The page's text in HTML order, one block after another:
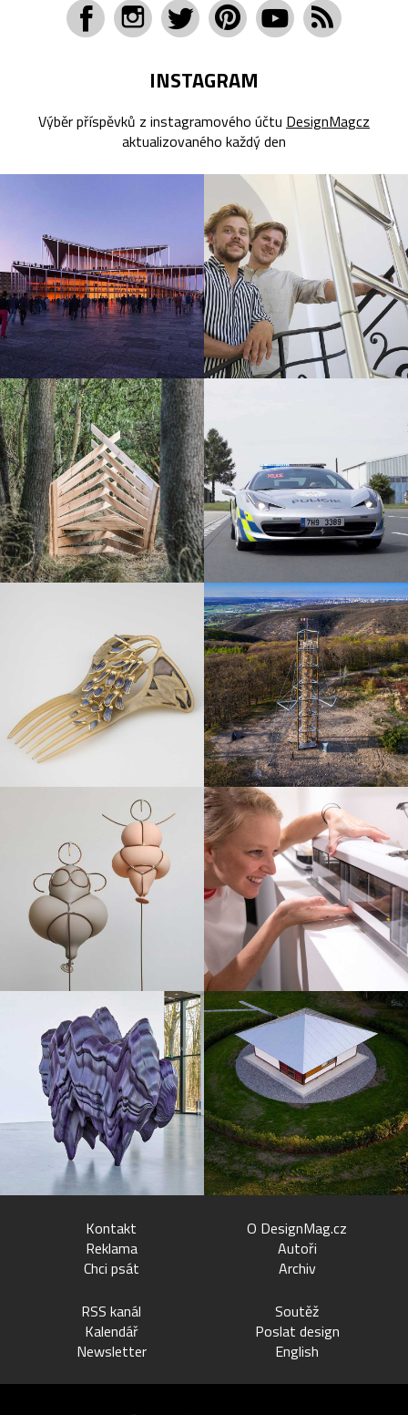
INSTAGRAM
Výběr příspěvků z instagramového účtu DesignMagcz
aktualizovaného každý den
Kontakt
Reklama
Chci psát
O DesignMag.cz
Autoři
Archiv
RSS kanál
Kalendář
Newsletter
Soutěž
Poslat design
English